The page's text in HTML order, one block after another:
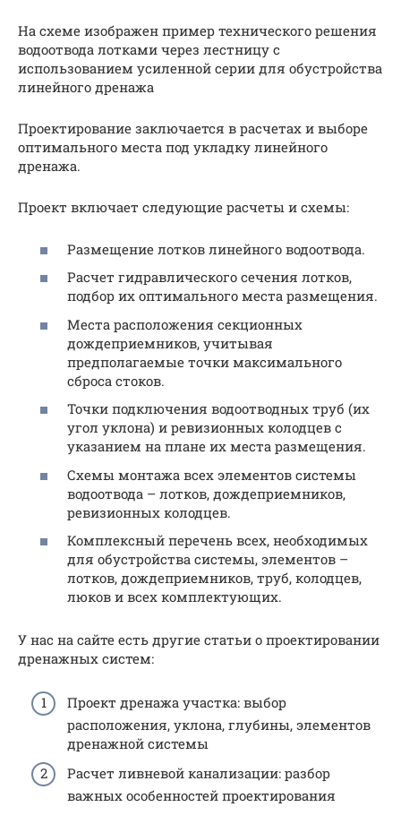
На схеме изображен пример технического решения
водоотвода лотками через лестницу с
использованием усиленной серии для обустройства
линейного дренажа
Проектирование заключается в расчетах и выборе
оптимального места под укладку линейного
дренажа.
Проект включает следующие расчеты и схемы:
Размещение лотков линейного водоотвода.
Расчет гидравлического сечения лотков,
подбор их оптимального места размещения.
Места расположения секционных
дождеприемников, учитывая
предполагаемые точки максимального
сброса стоков.
Точки подключения водоотводных труб (их
угол уклона) и ревизионных колодцев с
указанием на плане их места размещения.
Схемы монтажа всех элементов системы
водоотвода – лотков, дождеприемников,
ревизионных колодцев.
Комплексный перечень всех, необходимых
для обустройства системы, элементов –
лотков, дождеприемников, труб, колодцев,
люков и всех комплектующих.
У нас на сайте есть другие статьи о проектировании
дренажных систем:
Проект дренажа участка: выбор
расположения, уклона, глубины, элементов
дренажной системы
Расчет ливневой канализации: разбор
важных особенностей проектирования